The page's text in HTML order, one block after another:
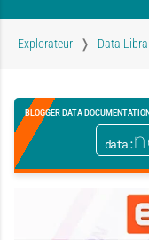
Explorateur Data
data:
BLOGGER DATA DOCUMENTATION